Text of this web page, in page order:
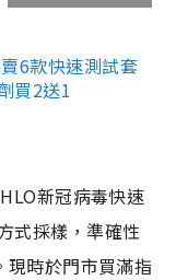
6款快速測試套
買2送1
新冠病毒快速
式採樣，準確性
時於門市買滿指